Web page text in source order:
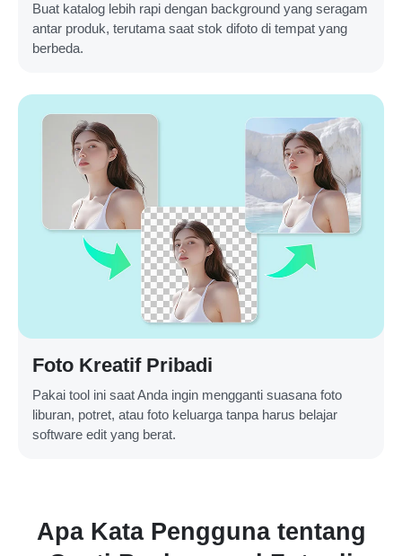
Buat katalog lebih rapi dengan background yang seragam
antar produk, terutama saat stok difoto di tempat yang
berbeda.
Foto Kreatif Pribadi
Pakai tool ini saat Anda ingin mengganti suasana foto
liburan, potret, atau foto keluarga tanpa harus belajar
software edit yang berat.
Apa Kata Pengguna tentang